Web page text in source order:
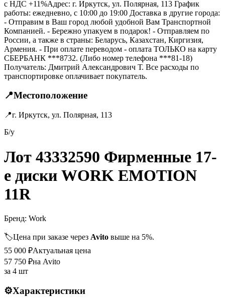
с НДС +11%Адрес: г. Иркутск, ул. Полярная, 113 График
работы: ежедневно, с 10:00 до 19:00 Доставка в другие города:
- Отправим в Ваш город любой удобной Вам Транспортной
Компанией. - Бережно упакуем в подарок! - Отправляем по
России, а также в страны: Беларусь, Казахстан, Киргизия,
Армения. - При оплате переводом - оплата ТОЛЬКО на карту
СБЕРБАНК ***8732. (Либо номер телефона ***81-18)
Получатель: Дмитрий Александрович Т. Все расходы по
транспортировке оплачивает покупатель.
📍Местоположение
📍г. Иркутск, ул. Полярная, 113
Б/у
Лот 43332590 Фирменные 17-
е диски WORK EMOTION
11R
Бренд: Work
🏷️Цена при заказе через Avito выше на 5%.
55 000 ₽Актуальная цена
57 750 ₽на Avito
за 4 шт
⚙️Характеристики